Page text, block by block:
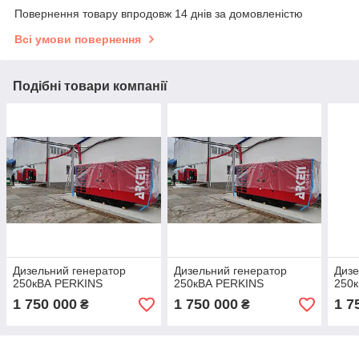
Повернення товару впродовж 14 днів за домовленістю
Всі умови повернення
Подібні товари компанії
Дизельний генератор
250кВА PERKINS
1 750 000 ₴
Дизельний генератор
250кВА PERKINS
1 750 000₴ 1